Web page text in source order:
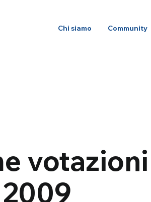
Chi siamo Community
votazioni